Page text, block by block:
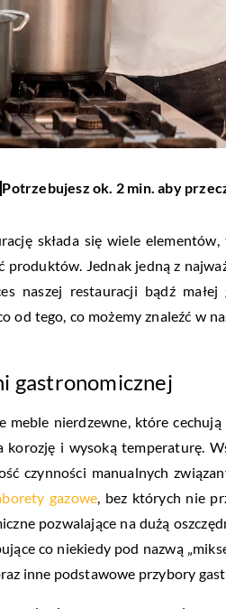
Potrzebujesz ok. 2 min. aby
składa się wiele
produktów. Jednak jedną z
naszej restauracji bądź
od tego, co możemy znaleźć w
gastronomicznej
meble nierdzewne, które
korozję i wysoką temperaturę.
czynności manualnych
gazowe, bez których nie
pozwalające na dużą
co niekiedy pod nazwą
inne podstawowe przybory